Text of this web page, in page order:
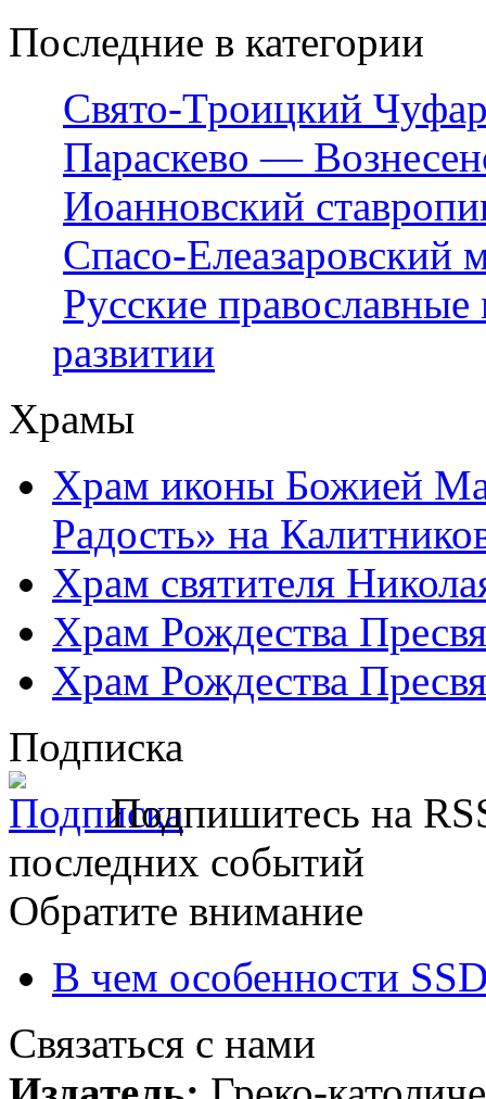
Последние в категории
Свято-Троицкий
Параскево —
Иоанновский
Спасо-Елеазаровский
Русские
развитии
Храмы
Храм иконы Божией
Радость» на
Храм святителя
Храм Рождества
Храм Рождества
Подписка
Подпишитесь на
последних событий
Обратите внимание
В чем особенности
Связаться с нами